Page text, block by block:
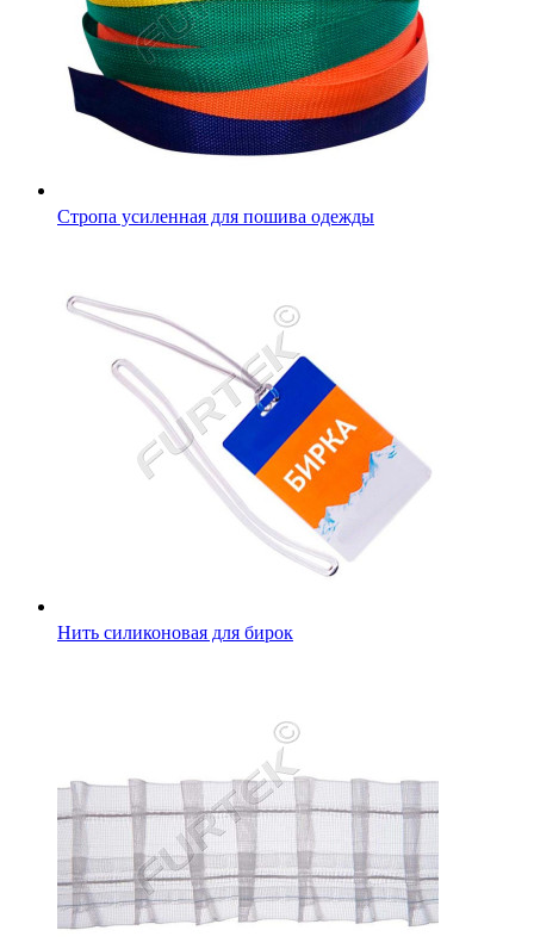
Нить силиконовая для бирок
Шторная тесьма